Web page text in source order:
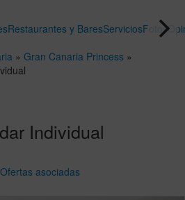
Restaurantes y BaresServiciosFotos
» Gran Canaria Princess »
Individual
Ofertas asociadas